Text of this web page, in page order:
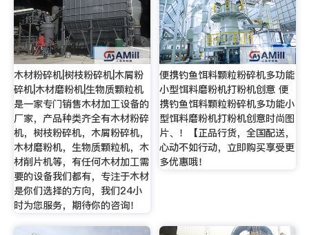
木材粉碎机|树枝粉碎机|木屑粉
碎机|木材磨粉机|生物质颗粒机
是一家专门销售木材加工设备的
厂家，产品种类齐全有木材粉碎
机，树枝粉碎机，木屑粉碎机，
木材磨粉机，生物质颗粒机，木
材削片机等，有任何木材加工需
要的设备我们都有，专注于木材
是你们选择的方向，我们24小
时为您服务，期待你的咨询！
便携钓鱼饵料颗粒粉碎机多功能
小型饵料磨粉机打粉机创意 便
携钓鱼饵料颗粒粉碎机多功能小
型饵料磨粉机打粉机创意时尚图
片、！【正品行货，全国配送，
心动不如行动，立即购买享受更
多优惠哦！